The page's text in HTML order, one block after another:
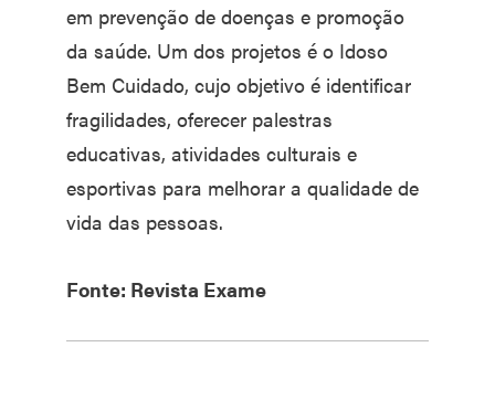
em prevenção de doenças e promoção
da saúde. Um dos projetos é o Idoso
Bem Cuidado, cujo objetivo é identificar
fragilidades, oferecer palestras
educativas, atividades culturais e
esportivas para melhorar a qualidade de
vida das pessoas.
Fonte: Revista Exame